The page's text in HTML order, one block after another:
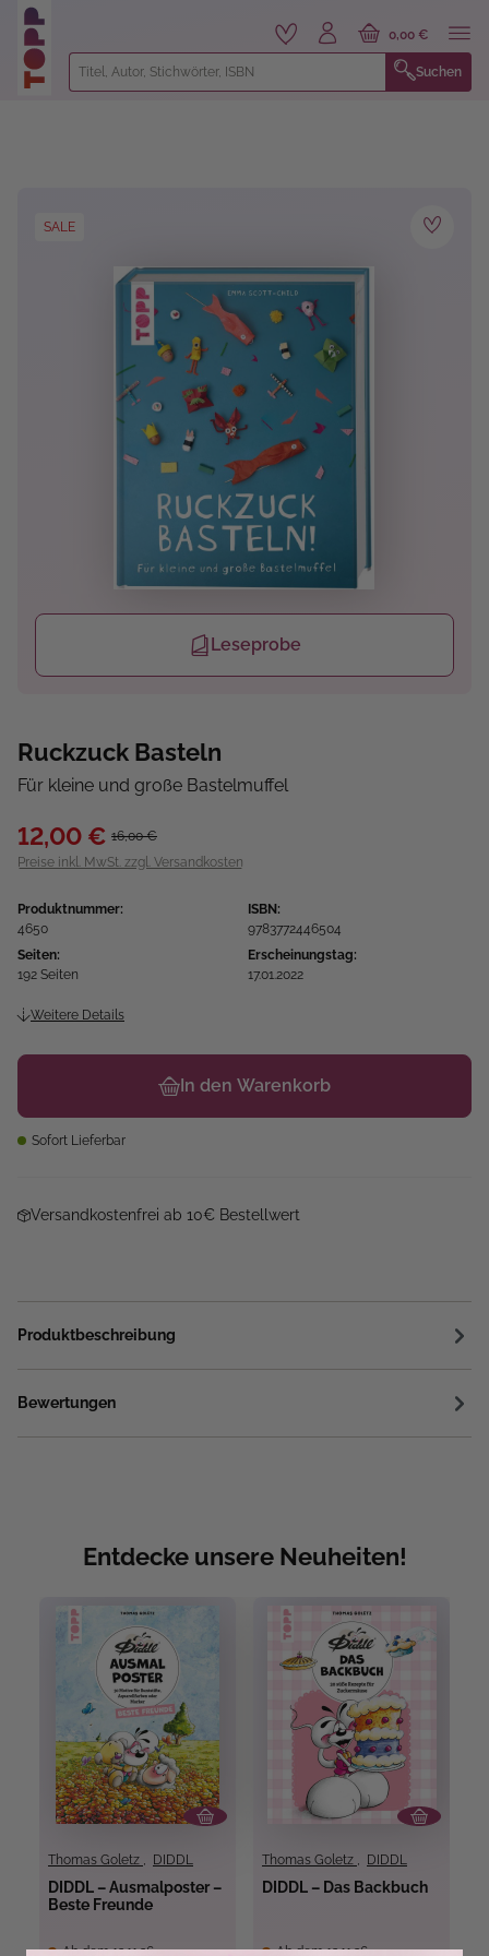
springen
Suchen
0,00 €
SALE
Leseprobe
Ruckzuck Basteln
Für kleine und große Bastelmuffel
12,00 € 16,00 €
Preise inkl. MwSt. zzgl. Versandkosten
Produktnummer:
4650
ISBN:
9783772446504
Seiten:
192 Seiten
Erscheinungstag:
17.01.2022
Weitere Details
In den Warenkorb
Sofort Lieferbar
Versandkostenfrei ab 10€ Bestellwert
Produktbeschreibung
Bewertungen
Entdecke unsere Neuheiten!
Thomas Goletz , DIDDL
DIDDL – Ausmalposter –
Beste Freunde
Ab dem 12.11.26
Thomas Goletz , DIDDL
DIDDL – Das Backbuch
Ab dem 12.11.26